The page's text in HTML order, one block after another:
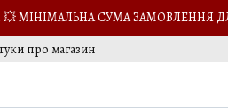
МІНІМАЛЬНА СУМА ЗАМОВЛЕННЯ
про магазин